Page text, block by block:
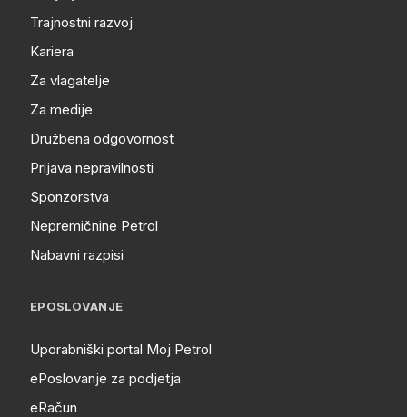
Trajnostni razvoj
Kariera
Za vlagatelje
Za medije
Družbena odgovornost
Prijava nepravilnosti
Sponzorstva
Nepremičnine Petrol
Nabavni razpisi
EPOSLOVANJE
Uporabniški portal Moj Petrol
ePoslovanje za podjetja
eRačun